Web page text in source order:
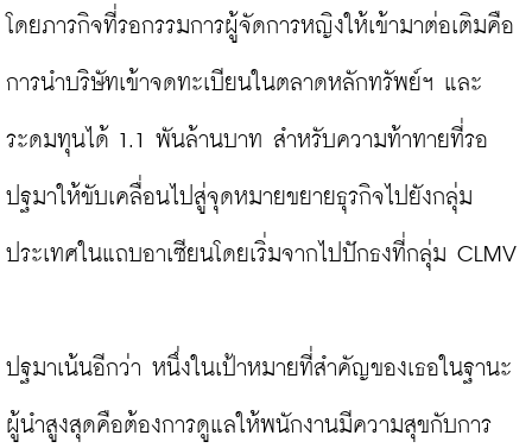
โดยภารกิจที่รอกรรมการผู้จัดการหญิงให้เข้ามาต่อเติมคือ
การนำบริษัทเข้าจดทะเบียนในตลาดหลักทรัพย์ฯ และ
ระดมทุนได้ 1.1 พันล้านบาท สำหรับความท้าทายที่รอ
ปฐมาให้ขับเคลื่อนไปสู่จุดหมายขยายธุรกิจไปยังกลุ่ม
ประเทศในแถบอาเซียนโดยเริ่มจากไปปักธงที่กลุ่ม CLMV
ปฐมาเน้นอีกว่า หนึ่งในเป้าหมายที่สำคัญของเธอในฐานะ
ผู้นำสูงสุดคือต้องการดูแลให้พนักงานมีความสุขกับการ